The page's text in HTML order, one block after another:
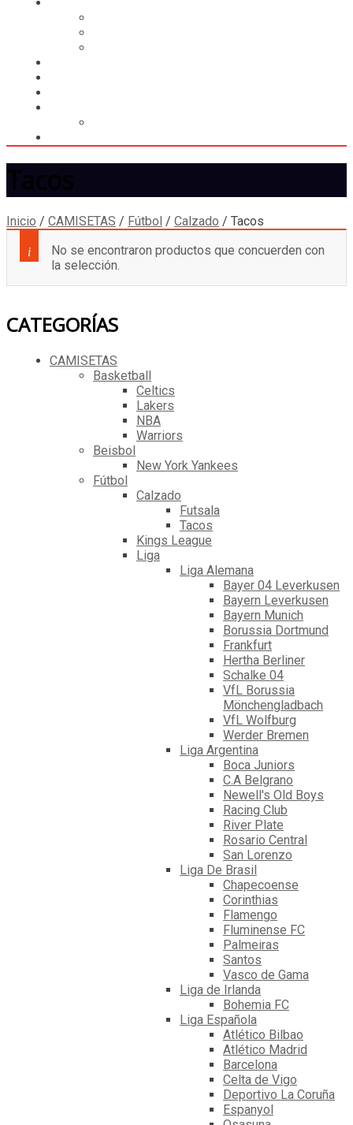
Inicio / CAMISETAS / Fútbol / Calzado / Tacos
No se encontraron productos que concuerden con
la selección.
CATEGORÍAS
CAMISETAS
Basketball
Celtics
Lakers
NBA
Warriors
Beisbol
New York Yankees
Fútbol
Calzado
Futsala
Tacos
Kings League
Liga
Liga Alemana
Bayer 04 Leverkusen
Bayern Leverkusen
Bayern Munich
Borussia Dortmund
Frankfurt
Hertha Berliner
Schalke 04
VfL Borussia
Mönchengladbach
VfL Wolfburg
Werder Bremen
Liga Argentina
Boca Juniors
C.A Belgrano
Newell's Old Boys
Racing Club
River Plate
Rosario Central
San Lorenzo
Liga De Brasil
Chapecoense
Corinthias
Flamengo
Fluminense FC
Palmeiras
Santos
Vasco de Gama
Liga de Irlanda
Bohemia FC
Liga Española
Atlético Bilbao
Atlético Madrid
Barcelona
Celta de Vigo
Deportivo La Coruña
Espanyol